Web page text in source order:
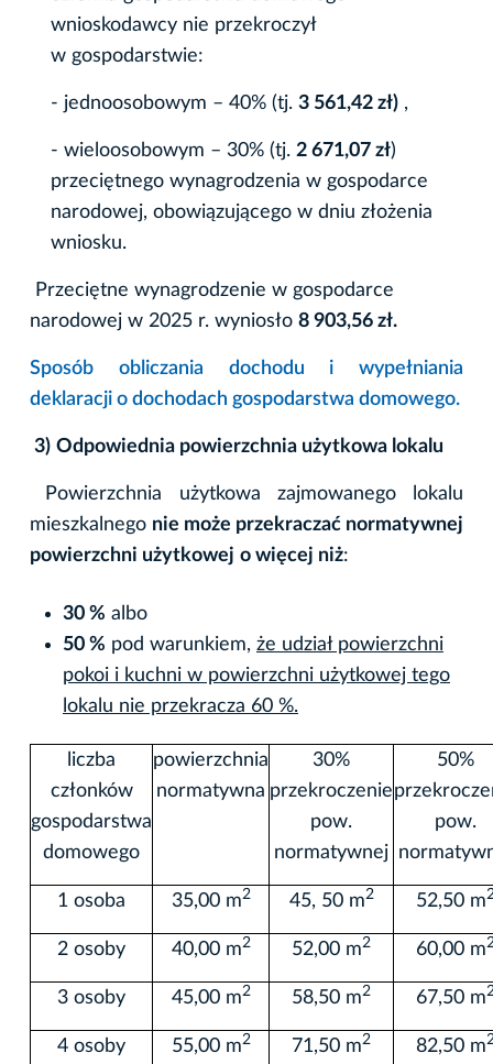
wnioskodawcy nie przekroczył
w gospodarstwie:
- jednoosobowym – 40% (tj. 3 561,42 zł),
- wieloosobowym – 30% (tj. 2 671,07 zł)
przeciętnego wynagrodzenia w gospodarce
narodowej, obowiązującego w dniu złożenia
wniosku.
Przeciętne wynagrodzenie w gospodarce
narodowej w 2025 r. wyniosło 8 903,56 zł.
Sposób obliczania dochodu i wypełniania
deklaracji o dochodach gospodarstwa domowego.
3) Odpowiednia powierzchnia użytkowa lokalu
Powierzchnia użytkowa zajmowanego lokalu
mieszkalnego nie może przekraczać normatywnej
powierzchni użytkowej o więcej niż:
30 % albo
50 % pod warunkiem, że udział powierzchni
pokoi i kuchni w powierzchni użytkowej tego
lokalu nie przekracza 60 %.
liczba
członków
gospodarstwa
domowego
powierzchnia
normatywna
30%
przekroczenie
pow.
normatywnej
50%
pow.
1 osoba 35,00 m2 45, 50 m2 52,50 m
2 osoby 40,00 m2 52,00 m2 60,00 m
3 osoby 45,00 m2 58,50 m2 67,50 m
4 osoby 55,00 m2 71,50 m2 82,50 m